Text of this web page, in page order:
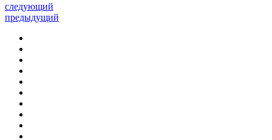
следующий
предыдущий